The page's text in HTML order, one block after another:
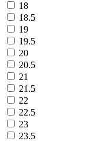
18
18.5
19
19.5
20
20.5
21
21.5
22
22.5
23
23.5